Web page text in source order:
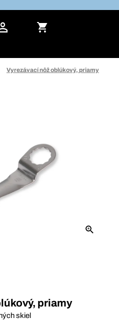
Vyrezávací nôž oblúkový, priamy
priamy
skiel